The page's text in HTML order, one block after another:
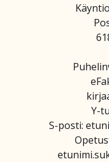
Y-
S-posti: